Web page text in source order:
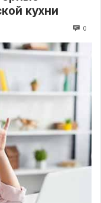
кухни
0